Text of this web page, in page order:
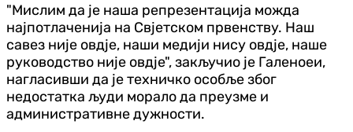
"Мислим да је наша репрезентација можда
најпотлаченија на Свјетском првенству. Наш
савез није овдје, наши медији нису овдје, наше
руководство није овдје", закључио је Галеноеи,
нагласивши да је техничко особље због
недостатка људи морало да преузме и
административне дужности.